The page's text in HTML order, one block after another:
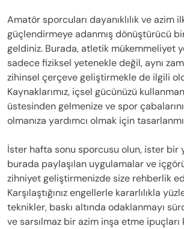
Amatör sporcuları dayanıklılık ve azim
güçlendirmeye adanmış dönüştürücü
geldiniz. Burada, atletik mükemmeliyet
sadece fiziksel yetenekle değil, aynı
zihinsel çerçeve geliştirmekle de ilgili
Kaynaklarımız, içsel gücünüzü
üstesinden gelmenize ve spor
olmanıza yardımcı olmak için
İster hafta sonu sporcusu olun, ister bir
burada paylaşılan uygulamalar ve
zihniyet geliştirmenizde size rehberlik
Karşılaştığınız engellerle kararlılıkla
teknikler, baskı altında odaklanmayı
ve sarsılmaz bir azim inşa etme ipuçları